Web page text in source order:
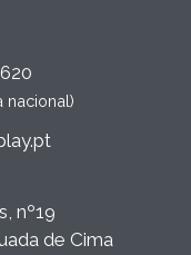
nacional)
nº19
de Cima